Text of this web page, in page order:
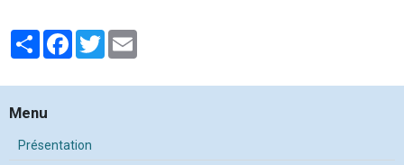
PartagerFacebook
Twitter
Menu
Présentation